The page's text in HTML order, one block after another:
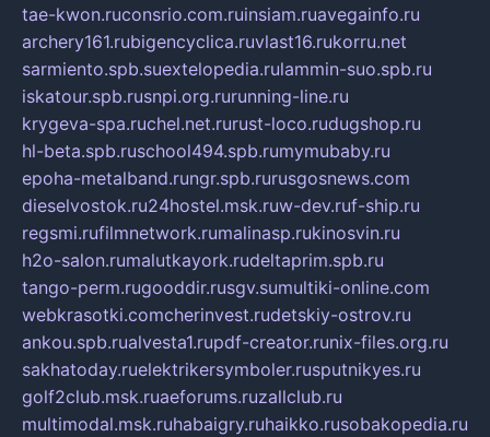
tae-kwon.ruconsrio.com.ruinsiam.ruavegainfo.ru
archery161.rubigencyclica.ruvlast16.rukorru.net
sarmiento.spb.suextelopedia.rulammin-suo.spb.ru
iskatour.spb.rusnpi.org.rurunning-line.ru
krygeva-spa.ruchel.net.rurust-loco.rudugshop.ru
hl-beta.spb.ruschool494.spb.rumymubaby.ru
epoha-metalband.rungr.spb.rurusgosnews.com
dieselvostok.ru24hostel.msk.ruw-dev.ruf-ship.ru
regsmi.rufilmnetwork.rumalinasp.rukinosvin.ru
h2o-salon.rumalutkayork.rudeltaprim.spb.ru
tango-perm.rugooddir.rusgv.sumultiki-online.com
webkrasotki.comcherinvest.rudetskiy-ostrov.ru
ankou.spb.rualvesta1.rupdf-creator.runix-files.org.ru
sakhatoday.ruelektrikersymboler.rusputnikyes.ru
golf2club.msk.ruaeforums.ruzallclub.ru
multimodal.msk.ruhabaigry.ruhaikko.rusobakopedia.ru